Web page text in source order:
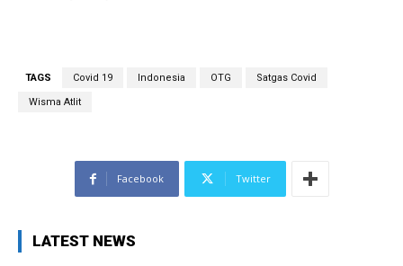
TAGS Covid 19 Indonesia OTG Satgas Covid
Wisma Atlit
Facebook Twitter
LATEST NEWS